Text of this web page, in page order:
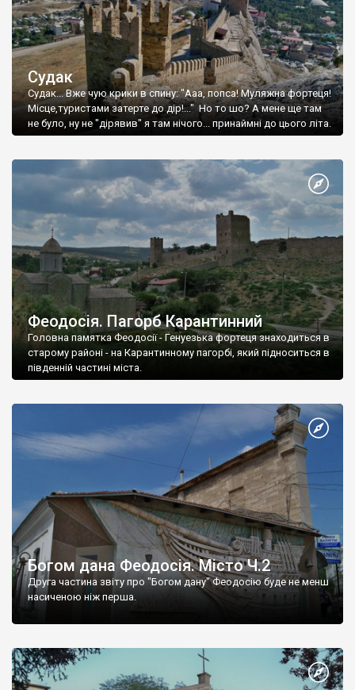
Судак
Судак... Вже чую крики в спину: "Ааа, попса! Муляжна фортеця!
Місце,туристами затерте до дір!..." Но то шо? А мене ще там
не було, ну не "дірявив" я там нічого... принаймні до цього літа.
Феодосія. Пагорб Карантинний
Головна памятка Феодосії - Генуезька фортеця знаходиться в
старому районі - на Карантинному пагорбі, який підноситься в
південній частині міста.
Богом дана Феодосія. Місто Ч.2
Друга частина звіту про "Богом дану" Феодосію буде не менш
насиченою ніж перша.